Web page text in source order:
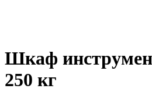
Шкаф
250 кг